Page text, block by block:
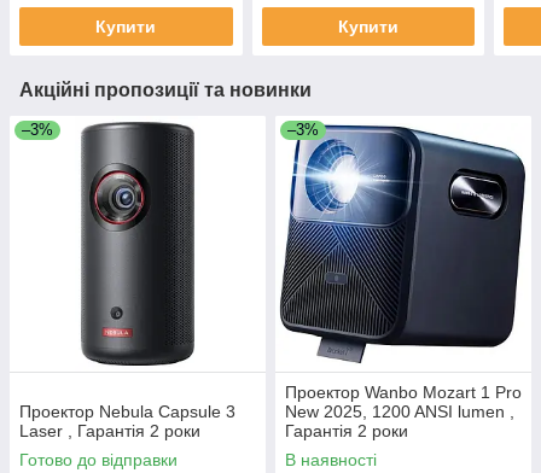
Купити Купити
Акційні пропозиції та новинки
–3%
Проектор Nebula Capsule 3
Laser , Гарантія 2 роки
Готово до відправки
–3%
Проектор Wanbo Mozart 1 Pro
New 2025, 1200 ANSI lumen ,
Гарантія 2 роки
В наявності